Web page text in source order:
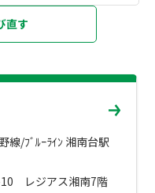
ッド
て？森塾！
ら
直す
線/ﾌﾞﾙｰﾗｲﾝ 湘南台駅
レジアス湘南7階